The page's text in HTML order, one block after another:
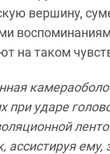
вершину,
на таком
при ударе
ассистируя